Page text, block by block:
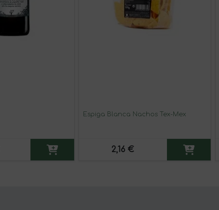
Espiga Blanca Nachos Tex-Mex
2,16 €